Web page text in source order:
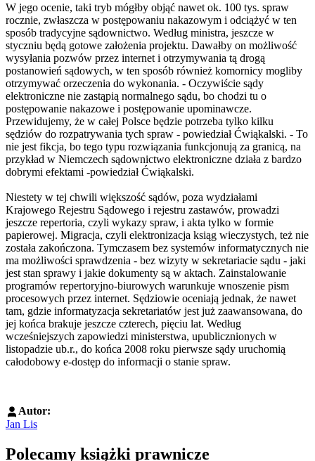
W jego ocenie, taki tryb mógłby objąć nawet ok. 100 tys. spraw
rocznie, zwłaszcza w postępowaniu nakazowym i odciążyć w ten
sposób tradycyjne sądownictwo. Według ministra, jeszcze w
styczniu będą gotowe założenia projektu. Dawałby on możliwość
wysyłania pozwów przez internet i otrzymywania tą drogą
postanowień sądowych, w ten sposób również komornicy mogliby
otrzymywać orzeczenia do wykonania. - Oczywiście sądy
elektroniczne nie zastąpią normalnego sądu, bo chodzi tu o
postępowanie nakazowe i postępowanie upominawcze.
Przewidujemy, że w całej Polsce będzie potrzeba tylko kilku
sędziów do rozpatrywania tych spraw - powiedział Ćwiąkalski. - To
nie jest fikcja, bo tego typu rozwiązania funkcjonują za granicą, na
przykład w Niemczech sądownictwo elektroniczne działa z bardzo
dobrymi efektami -powiedział Ćwiąkalski.
Niestety w tej chwili większość sądów, poza wydziałami
Krajowego Rejestru Sądowego i rejestru zastawów, prowadzi
jeszcze repertoria, czyli wykazy spraw, i akta tylko w formie
papierowej. Migracja, czyli elektronizacja ksiąg wieczystych, też nie
została zakończona. Tymczasem bez systemów informatycznych nie
ma możliwości sprawdzenia - bez wizyty w sekretariacie sądu - jaki
jest stan sprawy i jakie dokumenty są w aktach. Zainstalowanie
programów repertoryjno-biurowych warunkuje wnoszenie pism
procesowych przez internet. Sędziowie oceniają jednak, że nawet
tam, gdzie informatyzacja sekretariatów jest już zaawansowana, do
jej końca brakuje jeszcze czterech, pięciu lat. Według
wcześniejszych zapowiedzi ministerstwa, upublicznionych w
listopadzie ub.r., do końca 2008 roku pierwsze sądy uruchomią
całodobowy e-dostęp do informacji o stanie spraw.
Autor:
Jan Lis
Polecamy książki prawnicze